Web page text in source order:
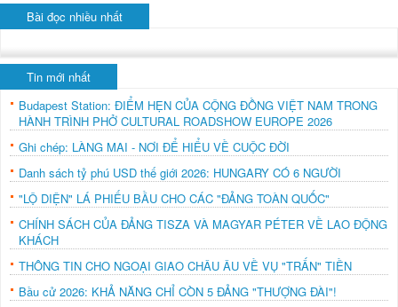
Bài đọc nhiều nhất
Tin mới nhất
Budapest Station: ĐIỂM HẸN CỦA CỘNG ĐỒNG VIỆT NAM TRONG
HÀNH TRÌNH PHỞ CULTURAL ROADSHOW EUROPE 2026
Ghi chép: LÀNG MAI - NƠI ĐỂ HIỂU VỀ CUỘC ĐỜI
Danh sách tỷ phú USD thế giới 2026: HUNGARY CÓ 6 NGƯỜI
"LỘ DIỆN" LÁ PHIẾU BẦU CHO CÁC "ĐẢNG TOÀN QUỐC"
CHÍNH SÁCH CỦA ĐẢNG TISZA VÀ MAGYAR PÉTER VỀ LAO ĐỘNG
KHÁCH
THÔNG TIN CHO NGOẠI GIAO CHÂU ÂU VỀ VỤ "TRẤN" TIỀN
Bầu cử 2026: KHẢ NĂNG CHỈ CÒN 5 ĐẢNG "THƯỢNG ĐÀI"!